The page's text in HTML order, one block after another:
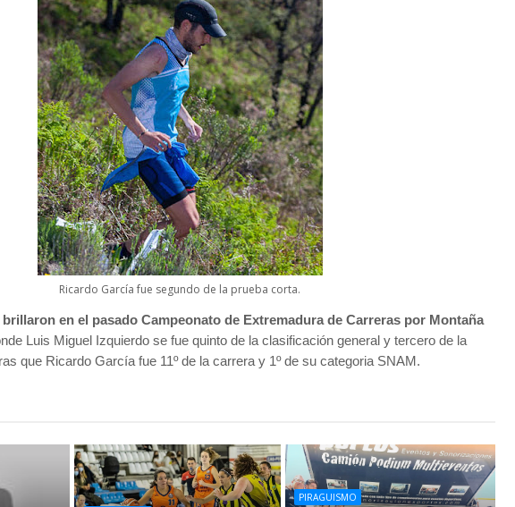
Ricardo García fue segundo de la prueba corta.
en el pasado Campeonato de Extremadura de Carreras por Montaña
Luis Miguel Izquierdo se fue quinto de la clasificación general y tercero de la
que Ricardo García fue 11º de la carrera y 1º de su categoria SNAM.
PIRAGUISMO